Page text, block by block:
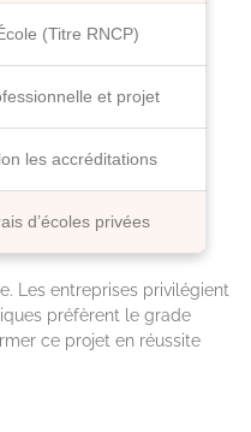
(Titre RNCP)
et projet
les accréditations
d’écoles privées
Les entreprises privilégient
préfèrent le grade
ce projet en réussite